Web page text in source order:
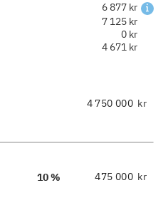
6 877 kr
7 125 kr
0 kr
4 671 kr
kr
10 % kr